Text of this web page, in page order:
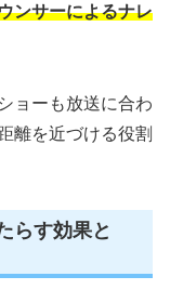
ンサーによるナレ
ョーも放送に合わ
離を近づける役割
らす効果と